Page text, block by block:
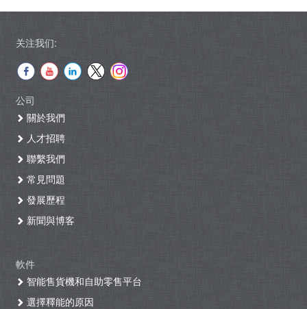
关注我们:
公司
關於我們
人才招聘
聯繫我們
常見問題
發展歷程
新聞與博客
軟件
智能售貨機和自助零售平台
選擇釋能的原因